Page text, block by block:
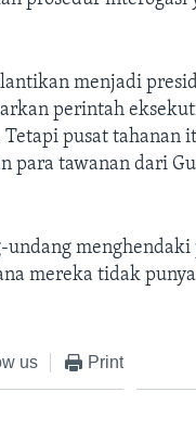
menjadi
perintah
pusat tahanan
para tawanan dari
undang
mereka tidak
us Print